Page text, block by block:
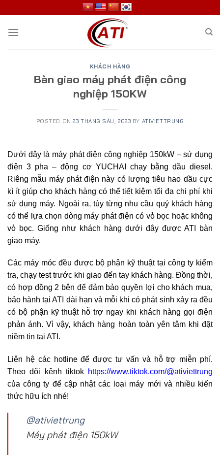
to
content
KHÁCH HÀNG
Bàn giao máy phát điện công
nghiệp 150KW
POSTED ON23 THÁNG SÁU, 2023 BY ATIVIETTRUNG
Dưới đây là máy phát điện công nghiệp 150kW – sử dụng
điện 3 pha – động cơ YUCHAI chạy bằng dầu diesel.
Riêng mẫu máy phát điện này có lượng tiêu hao dầu cực
kì ít giúp cho khách hàng có thể tiết kiệm tối đa chi phí khi
sử dụng máy. Ngoài ra, tùy từng nhu cầu quý khách hàng
có thể lựa chọn dòng máy phát điện có vỏ bọc hoặc không
vỏ bọc. Giống như khách hàng dưới đây được ATI bàn
giao máy.
Các máy móc đều được bộ phận kỹ thuật tại công ty kiểm
tra, chạy test trước khi giao đến tay khách hàng. Đồng thời,
có hợp đồng 2 bên để đảm bảo quyền lợi cho khách mua,
bảo hành tại ATI dài hạn và mỗi khi có phát sinh xảy ra đều
có bộ phận kỹ thuật hỗ trợ ngay khi khách hàng gọi điện
phản ánh. Vì vậy, khách hàng hoàn toàn yên tâm khi đặt
niềm tin tại ATI.
Liên hệ các hotline để được tư vấn và hỗ trợ miễn phí.
Theo dõi kênh tiktok https://www.tiktok.com/@ativiettrung
của công ty để cập nhật các loại máy mới và nhiều kiến
thức hữu ích nhé!
@ativiettrung
Máy phát điện 150kW